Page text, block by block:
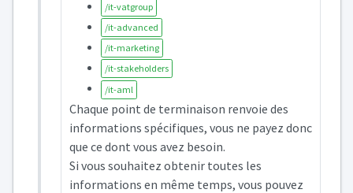
/it-vatgroup
/it-advanced
/it-marketing
/it-stakeholders
/it-aml
Chaque point de terminaison renvoie des
informations spécifiques, vous ne payez donc
que ce dont vous avez besoin.
Si vous souhaitez obtenir toutes les
informations en même temps, vous pouvez